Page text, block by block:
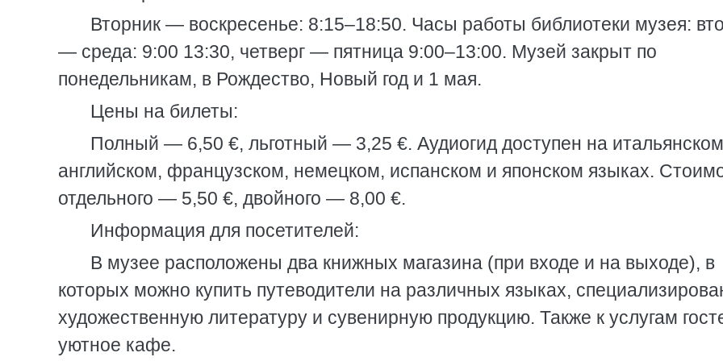
Вторник — воскресенье: 8:15–18:50. Часы работы библиотеки музея:
— среда: 9:00 13:30, четверг — пятница 9:00–13:00. Музей закрыт по
понедельникам, в Рождество, Новый год и 1 мая.
Цены на билеты:
Полный — 6,50 €, льготный — 3,25 €. Аудиогид доступен на
английском, французском, немецком, испанском и японском языках.
отдельного — 5,50 €, двойного — 8,00 €.
Информация для посетителей:
В музее расположены два книжных магазина (при входе и на выходе), в
которых можно купить путеводители на различных языках,
художественную литературу и сувенирную продукцию. Также к услугам
уютное кафе.